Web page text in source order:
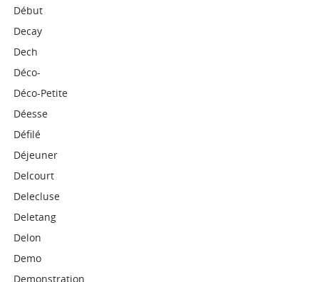
Début
Decay
Dech
Déco-
Déco-Petite
Déesse
Défilé
Déjeuner
Delcourt
Delecluse
Deletang
Delon
Demo
Demonstration